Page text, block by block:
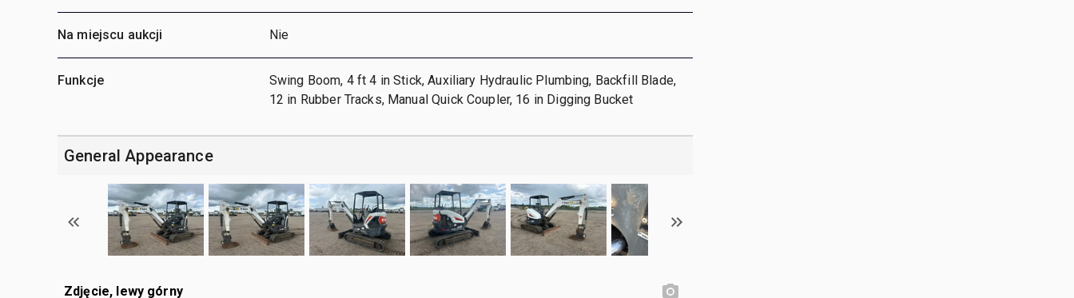
Na miejscu aukcji Nie
Funkcje
Swing Boom, 4 ft 4 in Stick, Auxiliary Hydraulic Plumbing, Backfill Blade,
12 in Rubber Tracks, Manual Quick Coupler, 16 in Digging Bucket
General Appearance
Zdjęcie, lewy górny